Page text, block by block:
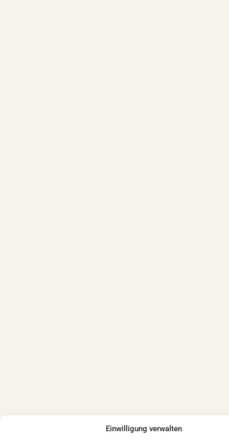
Einwilligung verwalten